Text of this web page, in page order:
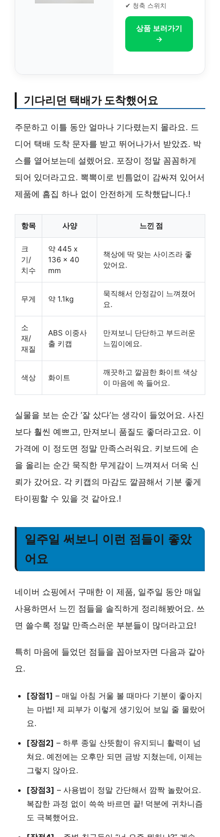
✔ 청축 스위치
상품 보러가기
→
기다리던 택배가 도착했어요
주문하고 이틀 동안 얼마나 기다렸는지 몰라요. 드
디어 택배 도착 문자를 받고 뛰어나가서 받았죠. 박
스를 열어보는데 설렜어요. 포장이 정말 꼼꼼하게
되어 있더라고요. 뽁뽁이로 빈틈없이 감싸져 있어서
제품에 흠집 하나 없이 안전하게 도착했답니다.!
항목 사양 느낀 점
크
기/
치수
약 445 x
136 x 40
mm
책상에 딱 맞는 사이즈라 좋
았어요.
무게 약 1.1kg
묵직해서 안정감이 느껴졌어
요.
소
재/
재질
ABS 이중사
출 키캡
만져보니 단단하고 부드러운
느낌이에요.
색상 화이트
깨끗하고 깔끔한 화이트 색상
이 마음에 쏙 들어요.
실물을 보는 순간 ‘잘 샀다’는 생각이 들었어요. 사진
보다 훨씬 예쁘고, 만져보니 품질도 좋더라고요. 이
가격에 이 정도면 정말 만족스러워요. 키보드에 손
을 올리는 순간 묵직한 무게감이 느껴져서 더욱 신
뢰가 갔어요. 각 키캡의 마감도 깔끔해서 기분 좋게
타이핑할 수 있을 것 같아요.!
일주일 써보니 이런 점들이 좋았
어요
네이버 쇼핑에서 구매한 이 제품, 일주일 동안 매일
사용하면서 느낀 점들을 솔직하게 정리해봤어요. 쓰
면 쓸수록 정말 만족스러운 부분들이 많더라고요!
특히 마음에 들었던 점들을 꼽아보자면 다음과 같아
요.
[장점1] – 매일 아침 거울 볼 때마다 기분이 좋아지
는 마법! 제 피부가 이렇게 생기있어 보일 줄 몰랐어
요.
[장점2] – 하루 종일 산뜻함이 유지되니 활력이 넘
쳐요. 예전에는 오후만 되면 금방 지쳤는데, 이제는
그렇지 않아요.
[장점3] – 사용법이 정말 간단해서 깜짝 놀랐어요.
복잡한 과정 없이 쓱쓱 바르면 끝! 덕분에 귀차니즘
도 극복했어요.